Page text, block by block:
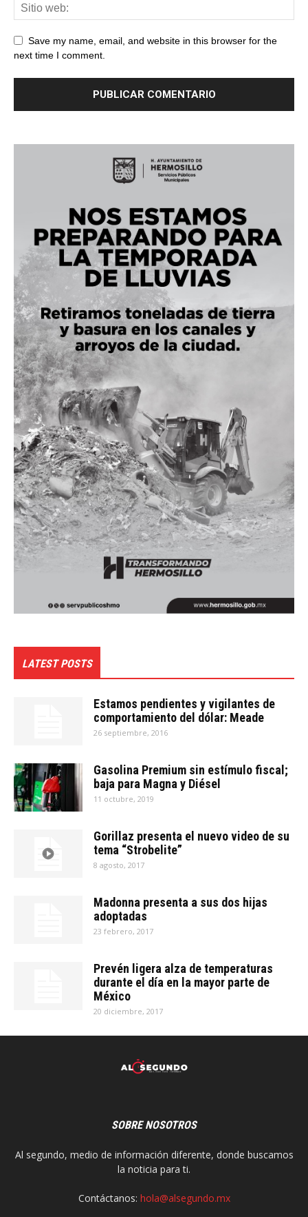
Save my name, email, and website in this browser for the
next time I comment.
LATEST POSTS
Estamos pendientes y vigilantes de
comportamiento del dólar: Meade
26 septiembre, 2016
Gasolina Premium sin estímulo fiscal;
baja para Magna y Diésel
11 octubre, 2019
Gorillaz presenta el nuevo video de su
tema “Strobelite”
8 agosto, 2017
Madonna presenta a sus dos hijas
adoptadas
23 febrero, 2017
Prevén ligera alza de temperaturas
durante el día en la mayor parte de
México
20 diciembre, 2017
SOBRE NOSOTROS
Al segundo, medio de información diferente, donde buscamos
la noticia para ti.
Contáctanos: hola@alsegundo.mx